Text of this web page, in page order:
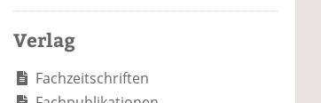
Verlag
Fachzeitschriften